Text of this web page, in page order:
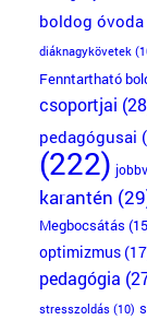
boldog óvoda
diáknagykövetek
Fenntartható
csoportjai
pedagógusai
(222)
karantén
Megbocsátás
optimizmus
pedagógia
stresszoldás(10)